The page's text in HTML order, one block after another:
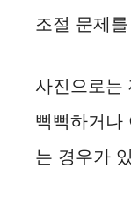
조절 문제
사진으로는
뻑뻑하거나
는 경우가